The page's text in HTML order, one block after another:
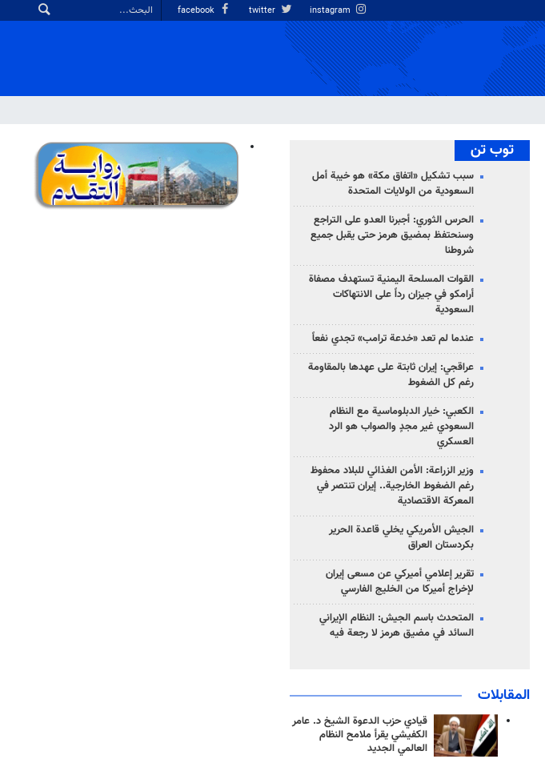
توب تن
سبب تشكيل «اتفاق مكة» هو خيبة أمل
السعودية من الولايات المتحدة
الحرس الثوري: أجبرنا العدو على التراجع
وسنحتفظ بمضيق هرمز حتى يقبل جميع
شروطنا
القوات المسلحة اليمنية تستهدف مصفاة
أرامكو في جيزان رداً على الانتهاكات
السعودية
عندما لم تعد «خدعة ترامب» تجدي نفعاً
عراقجي: إيران ثابتة على عهدها بالمقاومة
رغم كل الضغوط
الكعبي: خيار الدبلوماسية مع النظام
السعودي غير مجدٍ والصواب هو الرد
العسكري
وزير الزراعة: الأمن الغذائي للبلاد محفوظ
رغم الضغوط الخارجية.. إيران تنتصر في
المعركة الاقتصادية
الجيش الأمريكي يخلي قاعدة الحرير
بكردستان العراق
تقرير إعلامي أميركي عن مسعى إيران
لإخراج أميركا من الخليج الفارسي
المتحدث باسم الجيش: النظام الإيراني
السائد في مضيق هرمز لا رجعة فيه
المقابلات
قيادي حزب الدعوة الشيخ د. عامر
الكفيشي يقرأ ملامح النظام
العالمي الجديد